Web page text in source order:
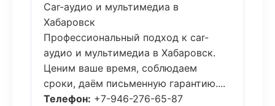
Car-аудио и мультимедиа в
Хабаровск
Профессиональный подход к car-
аудио и мультимедиа в Хабаровск.
Ценим ваше время, соблюдаем
сроки, даём письменную гарантию....
Телефон: +7-946-276-65-87